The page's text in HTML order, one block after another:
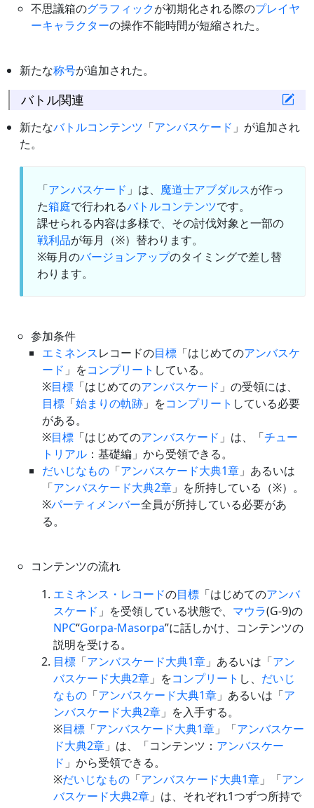
不思議箱のグラフィックが初期化される際のプレイヤ
ーキャラクターの操作不能時間が短縮された。
新たな称号が追加された。
バトル関連
新たなバトルコンテンツ 「アンバスケード 」が追加され
た。
「アンバスケード 」は、 魔道士アブダルスが作っ
た箱庭で行われるバトルコンテンツです。
課せられる内容は多様で、その討伐対象と一部の
戦利品が毎月（※）替わります。
※毎月のバージョンアップのタイミングで差し替
わります。
参加条件
エミネンスレコードの目標 「はじめてのアンバスケ
ード 」をコンプリート している。
※目標 「はじめてのアンバスケード 」の受領には、
目標 「始まりの軌跡 」をコンプリート している必要
がある。
※目標 「はじめてのアンバスケード 」は、「チュー
トリアル ：基礎編」から受領できる。
だいじなもの 「アンバスケード大典1章 」あるいは
「アンバスケード大典2章 」を所持している（※）。
※パーティメンバー全員が所持している必要があ
る。
コンテンツの流れ
エミネンス・レコードの目標 「はじめてのアンバ
スケード 」を受領している状態で、 マウラ(G-9)の
NPC“Gorpa-Masorpa”に話しかけ、コンテンツの
説明を受ける。
目標 「アンバスケード大典1章 」あるいは「アン
バスケード大典2章 」をコンプリート し、 だいじ
なもの 「アンバスケード大典1章 」あるいは「ア
ンバスケード大典2章 」を入手する。
※目標 「アンバスケード大典1章 」「アンバスケー
ド大典2章 」は、「コンテンツ： アンバスケー
ド 」から受領できる。
※だいじなもの 「アンバスケード大典1章 」「アン
バスケード大典2章 」は、それぞれ1つずつ所持で